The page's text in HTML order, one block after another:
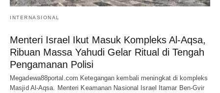
INTERNASIONAL
Menteri Israel Ikut Masuk Kompleks Al-Aqsa,
Ribuan Massa Yahudi Gelar Ritual di Tengah
Pengamanan Polisi
Megadewa88portal.com Ketegangan kembali meningkat di kompleks
Masjid Al-Aqsa. Menteri Keamanan Nasional Israel Itamar Ben-Gvir